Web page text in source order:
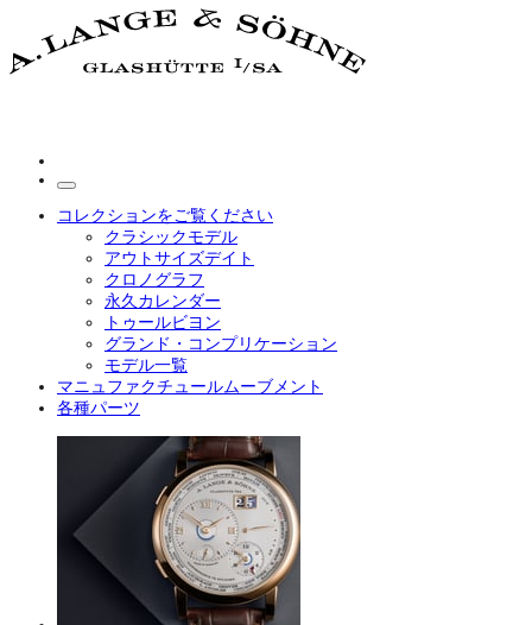
コレクションをご覧ください
クラシックモデル
アウトサイズデイト
クロノグラフ
永久カレンダー
トゥールビヨン
グランド・コンプリケーション
モデル一覧
マニュファクチュールムーブメント
各種パーツ